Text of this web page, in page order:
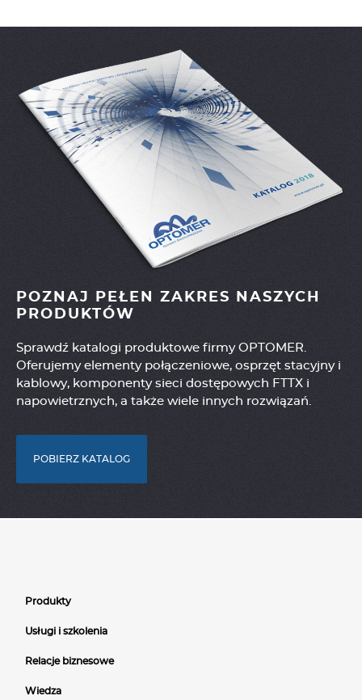
POZNAJ PEŁEN ZAKRES NASZYCH
PRODUKTÓW
Sprawdź katalogi produktowe firmy OPTOMER.
Oferujemy elementy połączeniowe, osprzęt stacyjny i
kablowy, komponenty sieci dostępowych FTTX i
napowietrznych, a także wiele innych rozwiązań.
POBIERZ KATALOG
Produkty
Usługi i szkolenia
Relacje biznesowe
Wiedza